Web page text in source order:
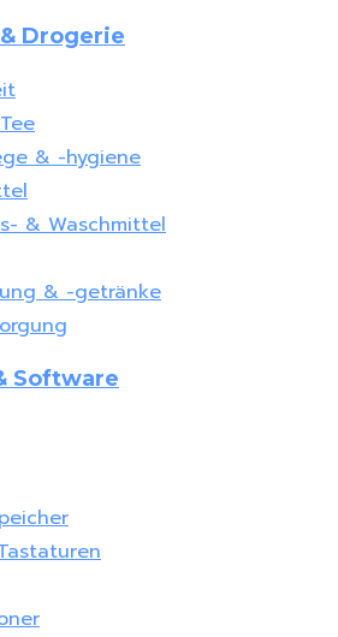
Drogerie
& -hygiene
& Waschmittel
& -getränke
Software